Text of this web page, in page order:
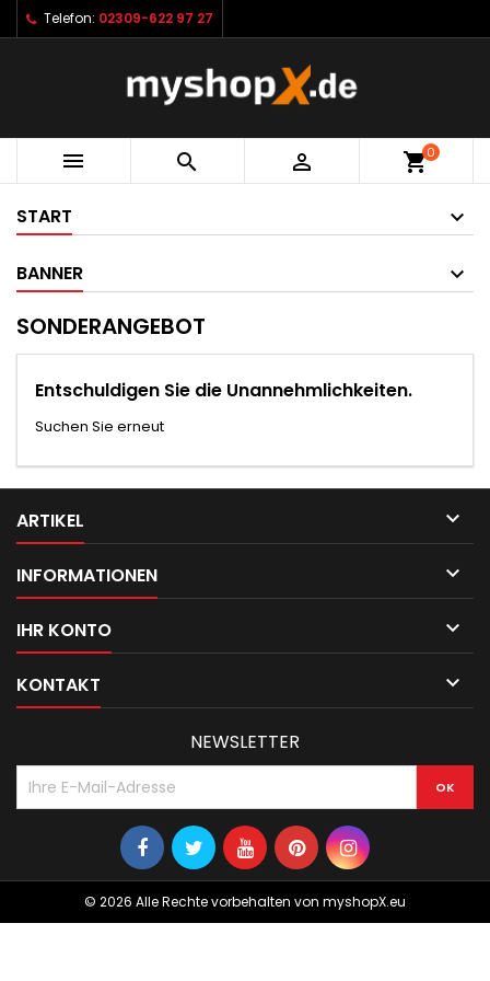
Telefon: 02309-622 97 27
   shopping_cart0
START
BANNER
SONDERANGEBOT
Entschuldigen Sie die Unannehmlichkeiten.
Suchen Sie erneut
ARTIKEL 
INFORMATIONEN 
IHR KONTO 
KONTAKT 
NEWSLETTER
© 2026 Alle Rechte vorbehalten von myshopX.eu